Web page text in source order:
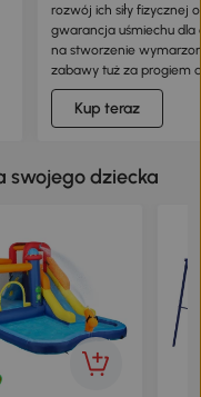
Kup teraz
rozwój ich siły fizycznej
gwarancja uśmiechu dla
na stworzenie
zabawy tuż za progiem
swojego dziecka